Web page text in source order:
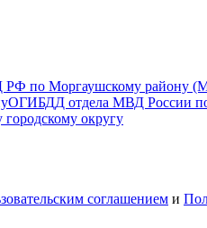
ОГИБДД отдела МВД России
округу
соглашением и